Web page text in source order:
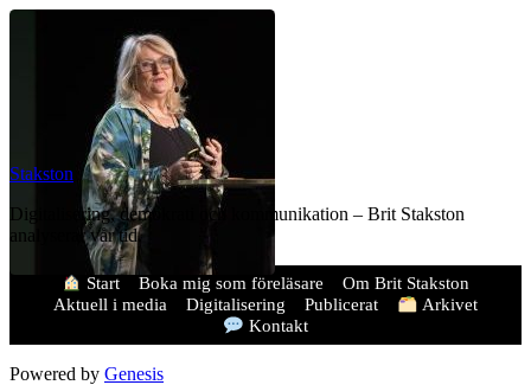
Stakston
Digitalisering, demokrati och kommunikation – Brit Stakston
analyserar vår tid.
Start Boka mig som föreläsare
Om Brit Stakston
Aktuell i media
Digitalisering Publicerat
Arkivet
Kontakt
Powered by Genesis